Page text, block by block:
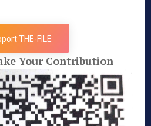
THE-FILE
Your Contribution